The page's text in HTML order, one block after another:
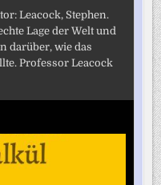
Leacock, Stephen.
Lage der Welt und
darüber, wie das
Professor Leacock